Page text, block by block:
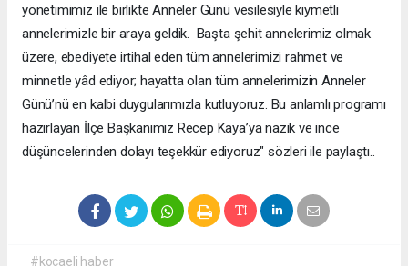
yönetimimiz ile birlikte Anneler Günü vesilesiyle kıymetli
annelerimizle bir araya geldik. Başta şehit annelerimiz olmak
üzere, ebediyete irtihal eden tüm annelerimizi rahmet ve
minnetle yâd ediyor; hayatta olan tüm annelerimizin Anneler
Günü’nü en kalbi duygularımızla kutluyoruz. Bu anlamlı programı
hazırlayan İlçe Başkanımız Recep Kaya’ya nazik ve ince
düşüncelerinden dolayı teşekkür ediyoruz" sözleri ile paylaştı..
#kocaeli haber